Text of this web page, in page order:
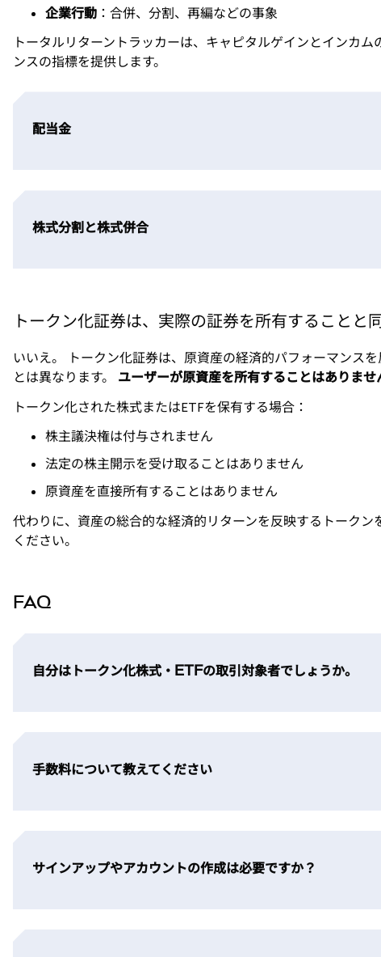
企業行動 ：合併、分割、再編などの事象
トータルリターントラッカーは、キャピタルゲインとインカ
ンスの指標を提供します。
配当金
株式分割と株式併合
トークン化証券は、実際の証券を所有することと
いいえ。 トークン化証券は、原資産の経済的パフォーマンス
とは異なります。 ユーザーが原資産を所有することはありませ
トークン化された株式またはETFを保有する場合：
株主議決権は付与されません
法定の株主開示を受け取ることはありません
原資産を直接所有することはありません
代わりに、資産の総合的な経済的リターンを反映するトーク
ください。
FAQ
自分はトークン化株式・ETFの取引対象者でしょうか。
手数料について教えてください
サインアップやアカウントの作成は必要ですか？